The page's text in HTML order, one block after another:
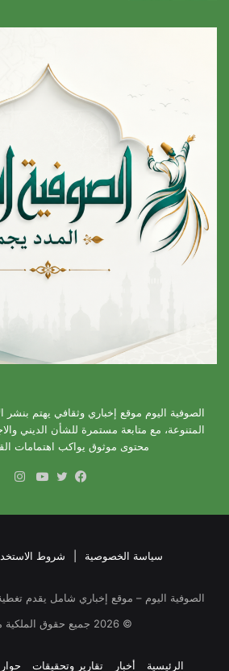
الصوفية اليوم موقع إخباري وثقافي يهتم بنشر
المتنوعة، مع متابعة مستمرة للشأن الديني
محتوى موثوق يواكب اهتمامات
سياسة الخصوصية شروط
الصوفية اليوم – موقع إخباري شامل يقدم
©
2026 جميع حقوق
الرئيسية أخبار تقارير وتحقيقات